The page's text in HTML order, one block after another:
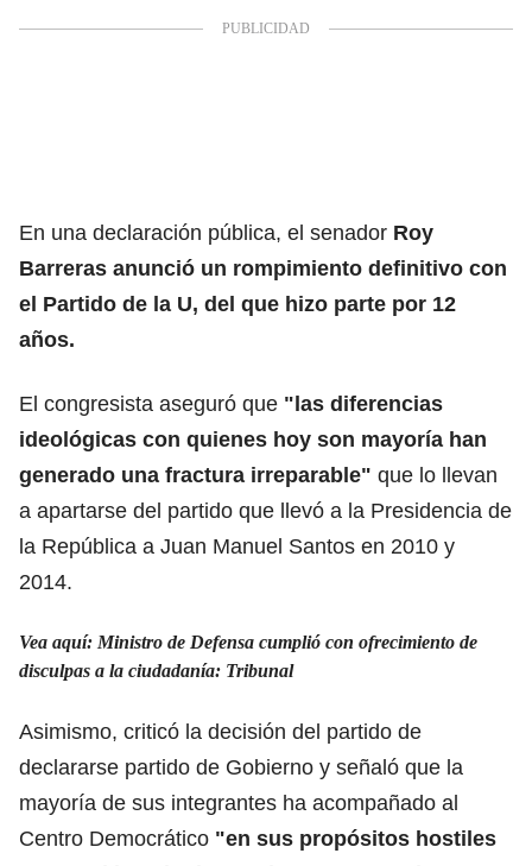
En una declaración pública, el senador Roy
Barreras anunció un rompimiento definitivo con
el Partido de la U, del que hizo parte por 12
años.
El congresista aseguró que "las diferencias
ideológicas con quienes hoy son mayoría han
generado una fractura irreparable" que lo llevan
a apartarse del partido que llevó a la Presidencia de
la República a Juan Manuel Santos en 2010 y
2014.
Vea aquí: Ministro de Defensa cumplió con ofrecimiento de
disculpas a la ciudadanía: Tribunal
Asimismo, criticó la decisión del partido de
declararse partido de Gobierno y señaló que la
mayoría de sus integrantes ha acompañado al
Centro Democrático "en sus propósitos hostiles